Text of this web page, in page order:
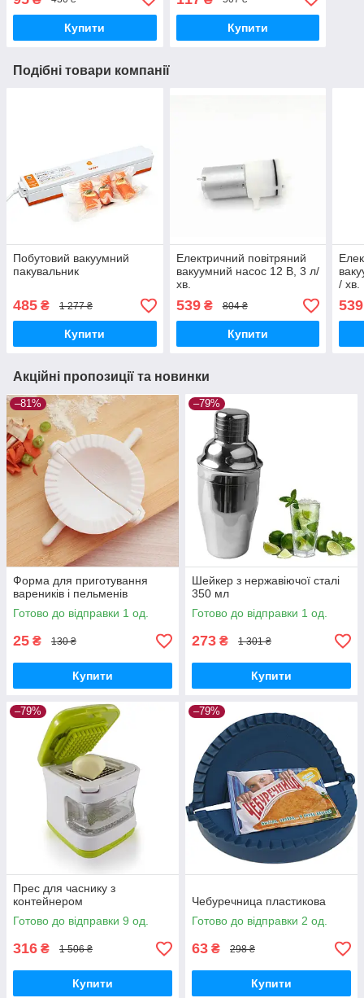
Купити Купити
Подібні товари компанії
Побутовий вакуумний
пакувальник
485 ₴ 1 277 ₴
Купити
Електричний повітряний
вакуумний насос 12 В, 3 л/
хв.
539₴ 804 ₴
Купити
/ хв.
539
Акційні пропозиції та новинки
–81%
Форма для приготування
вареників і пельменів
Готово до відправки 1 од.
25 ₴ 130 ₴
Купити
–79%
Шейкер з нержавіючої сталі
350 мл
Готово до відправки 1 од.
273 ₴ 1 301 ₴
Купити
–79%
Прес для часнику з
контейнером
Готово до відправки 9 од.
316 ₴ 1 506 ₴
Купити
–79%
Чебуречница пластикова
Готово до відправки 2 од.
63 ₴ 298 ₴
Купити